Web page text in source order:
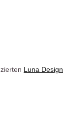
Luna Design